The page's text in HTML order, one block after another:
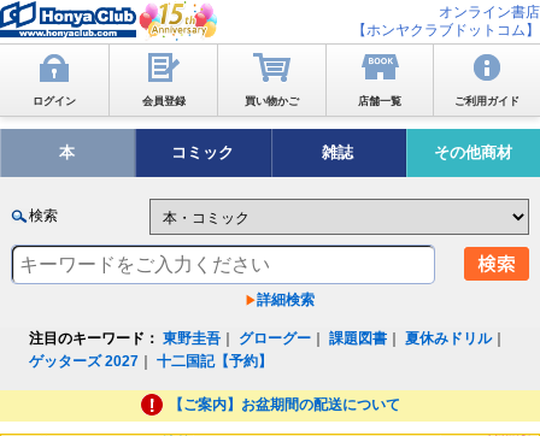
オンライン書店
【ホンヤクラブドットコム】
ログイン 会員登録 買い物かご 店舗一覧 ご利用ガイド
本 コミック 雑誌 その他商材
検索
詳細検索
注目のキーワード： 東野圭吾 グローグー ｜課題図書 ｜夏休みドリル｜
ゲッターズ 2027 ｜十二国記【予約】
【ご案内】お盆期間の配送について